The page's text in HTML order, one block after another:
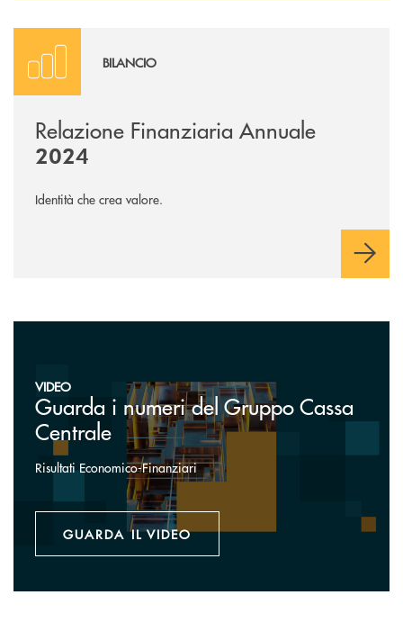
BILANCIO
Relazione Finanziaria Annuale
2024
Identità che crea valore.
VIDEO
Guarda i numeri del Gruppo Cassa
Centrale
Risultati Economico-Finanziari
GUARDA IL VIDEO